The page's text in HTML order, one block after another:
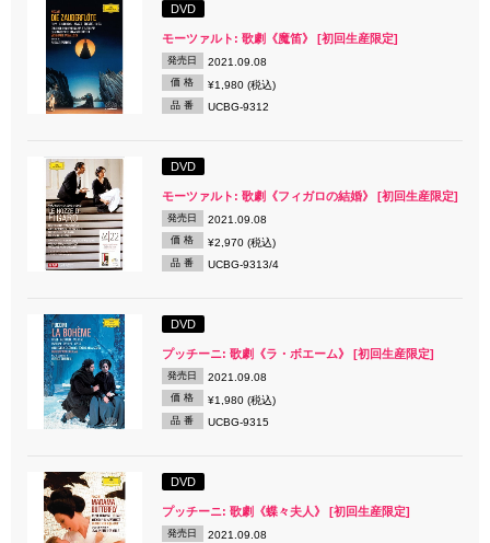
DVD
モーツァルト: 歌劇《魔笛》 [初回生産限定]
発売日 2021.09.08
価 格 ¥1,980 (税込)
品 番 UCBG-9312
DVD
モーツァルト: 歌劇《フィガロの結婚》 [初回生産限定]
発売日 2021.09.08
価 格 ¥2,970 (税込)
品 番 UCBG-9313/4
DVD
プッチーニ: 歌劇《ラ・ボエーム》 [初回生産限定]
発売日 2021.09.08
価 格 ¥1,980 (税込)
品 番 UCBG-9315
DVD
プッチーニ: 歌劇《蝶々夫人》 [初回生産限定]
発売日 2021.09.08